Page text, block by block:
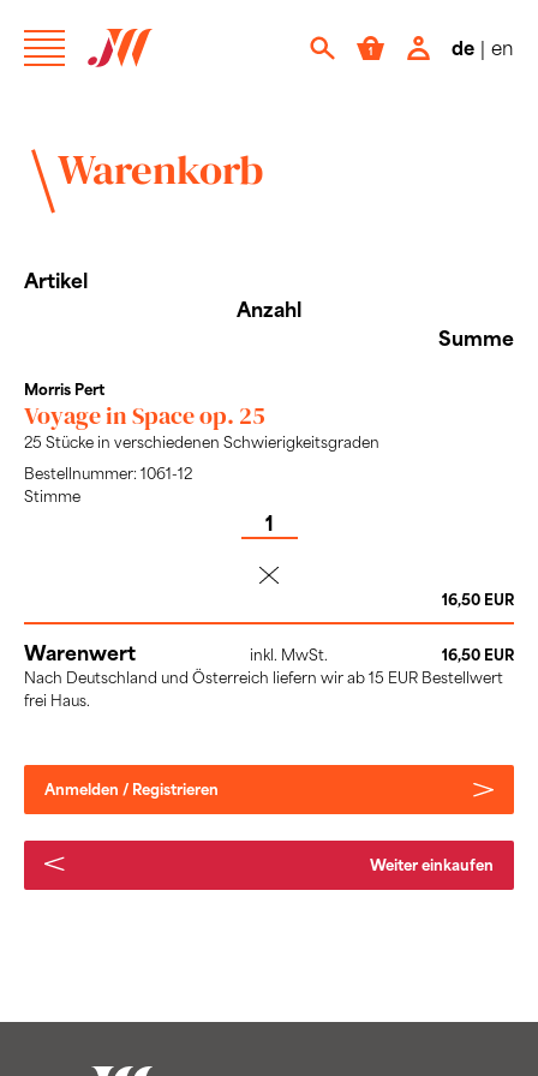
de | en
Warenkorb
Artikel
Anzahl
Summe
Morris Pert
Voyage in Space op. 25
25 Stücke in verschiedenen Schwierigkeitsgraden
Bestellnummer: 1061-12
Stimme
löschen
16,50 EUR
Warenwert inkl. MwSt.
16,50 EUR
Nach Deutschland und Österreich liefern wir ab 15 EUR Bestellwert
frei Haus.
Weiter einkaufen
Anmelden / Registrieren